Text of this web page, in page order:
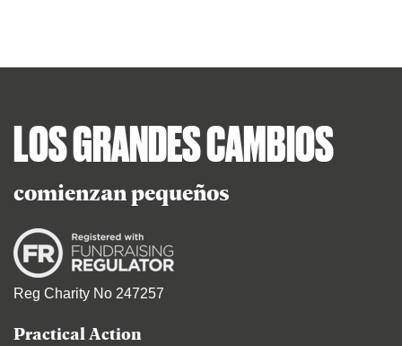
LOS GRANDES CAMBIOS
comienzan pequeños
Reg Charity No 247257
Practical Action